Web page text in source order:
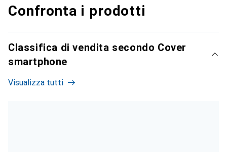
Confronta i prodotti
Classifica di vendita secondo Cover
smartphone
Visualizza tutti